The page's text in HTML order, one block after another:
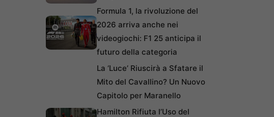
Formula 1, la rivoluzione del
2026 arriva anche nei
videogiochi: F1 25 anticipa il
futuro della categoria
La ‘Luce’ Riuscirà a Sfatare il
Mito del Cavallino? Un Nuovo
Capitolo per Maranello
Hamilton Rifiuta l’Uso del